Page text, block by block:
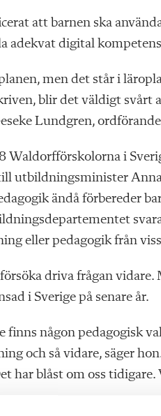
att barnen ska
adekvat digital
men det står i
blir det väldigt svårt
Lundgren,
Waldorfförskolorna i
utbildningsminister
ändå förbereder
eller pedagogik från
driva frågan
i Sverige på senare år.
finns någon pedagogisk
och så vidare, säger
har blåst om oss